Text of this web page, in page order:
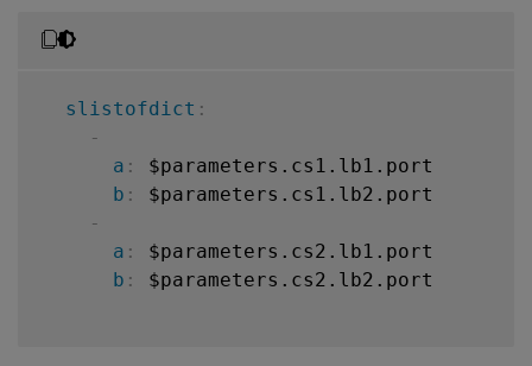
slistofdict :
-
a :
$parameters.cs1.lb1.port
b :
$parameters.cs1.lb2.port
-
a :
$parameters.cs2.lb1.port
b : $parameters.cs2.lb2.port